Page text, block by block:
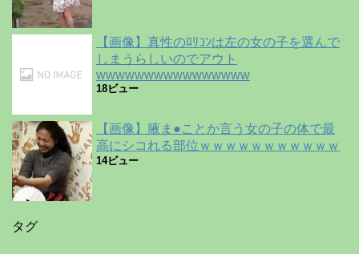
【画像】真性のﾛﾘｺﾝは左の女の子を選んで
しまうらしいのでアウト
wwwwwwwwwwwwwwww
18ビュー
【画像】腋ま●ことか言う女の子の体で最
高にシコれる部位ｗｗｗｗｗｗｗｗｗｗｗ
14ビュー
タグ